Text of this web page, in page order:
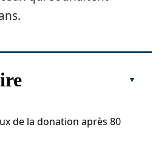
de la donation après 80